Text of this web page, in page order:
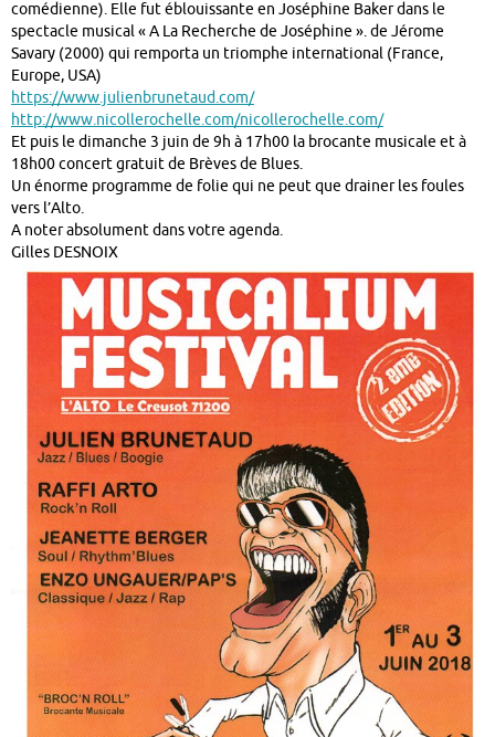
comédienne). Elle fut éblouissante en Joséphine Baker dans le
spectacle musical « A La Recherche de Joséphine ». de Jérome
Savary (2000) qui remporta un triomphe international (France,
Europe, USA)
https://www.julienbrunetaud.com/
http://www.nicollerochelle.com/nicollerochelle.com/
Et puis le dimanche 3 juin de 9h à 17h00 la brocante musicale et à
18h00 concert gratuit de Brèves de Blues.
Un énorme programme de folie qui ne peut que drainer les foules
vers l’Alto.
A noter absolument dans votre agenda.
Gilles DESNOIX